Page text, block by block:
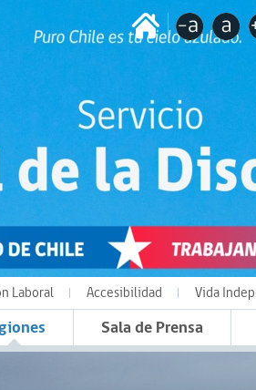
Laboral Accesibilidad Vida
Sala de Prensa